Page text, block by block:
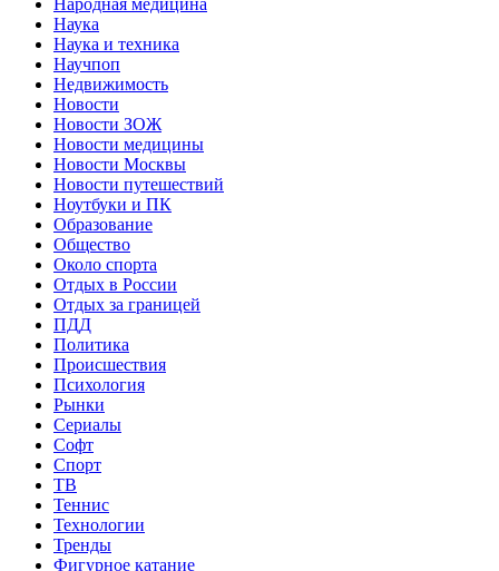
Народная медицина
Наука
Наука и техника
Научпоп
Недвижимость
Новости
Новости ЗОЖ
Новости медицины
Новости Москвы
Новости путешествий
Ноутбуки и ПК
Образование
Общество
Около спорта
Отдых в России
Отдых за границей
ПДД
Политика
Происшествия
Психология
Рынки
Сериалы
Софт
Спорт
ТВ
Теннис
Технологии
Тренды
Фигурное катание